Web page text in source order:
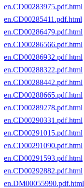
en.CD00283975.pdf.html
en.CD00285411.pdf.html
en.CD00286479.pdf.html
en.CD00286566.pdf.html
en.CD00286932.pdf.html
en.CD00288322.pdf.html
en.CD00288442.pdf.html
en.CD00288665.pdf.html
en.CD00289278.pdf.html
en.CD00290331.pdf.html
en.CD00291015.pdf.html
en.CD00291090.pdf.html
en.CD00291593.pdf.html
en.CD00292882.pdf.html
en.DM00055990.pdf.html